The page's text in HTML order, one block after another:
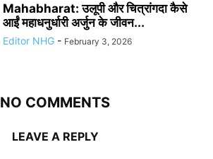
Mahabharat: उलूपी और चित्रांगदा कैसे
आईं महाधनुर्धारी अर्जुन के जीवन...
Editor NHG - February 3, 2026
NO COMMENTS
LEAVE A REPLY